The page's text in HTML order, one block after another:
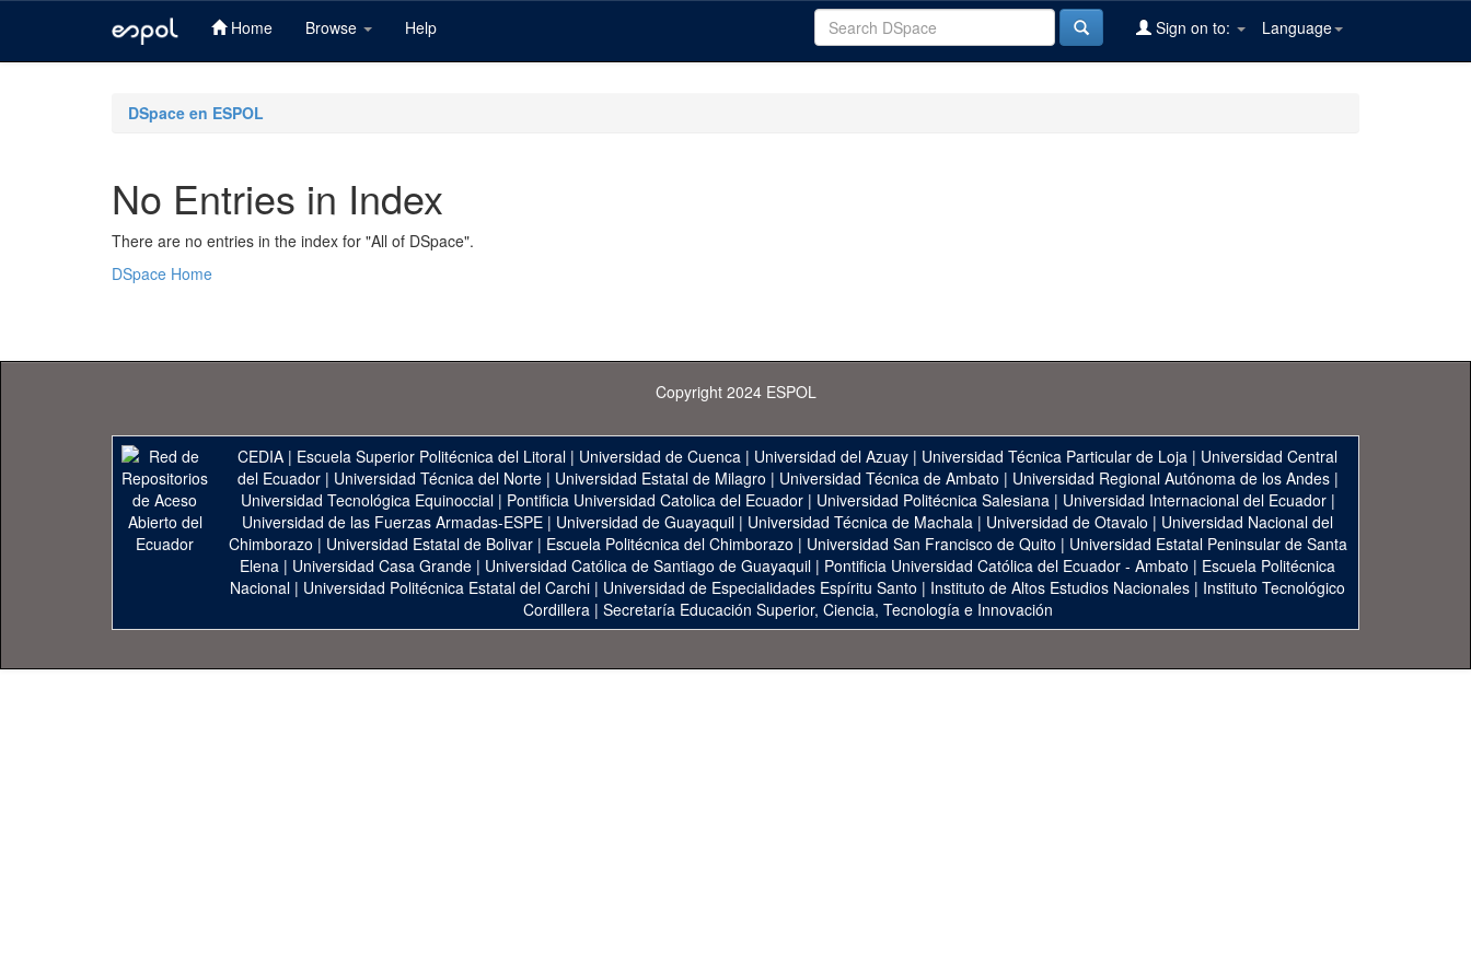
Home Browse Help Language
Sign on to:
DSpace en ESPOL
No Entries in Index
There are no entries in the index for "All of DSpace".
DSpace Home
Copyright 2024 ESPOL
CEDIA | Escuela Superior Politécnica del Litoral | Universidad de Cuenca | Universidad del Azuay | Universidad Técnica Particular de Loja | Universidad Central
del Ecuador| Universidad Técnica del Norte| Universidad Estatal de Milagro | Universidad Técnica de Ambato | Universidad Regional Autónoma de los Andes|
Universidad Tecnológica Equinoccial| Pontificia Universidad Catolica del Ecuador| Universidad Politécnica Salesiana| Universidad Internacional del Ecuador|
Universidad de las Fuerzas Armadas-ESPE | Universidad de Guayaquil | Universidad Técnica de Machala | Universidad de Otavalo | Universidad Nacional del
Chimborazo | Universidad Estatal de Bolivar| Escuela Politécnica del Chimborazo | Universidad San Francisco de Quito | Universidad Estatal Peninsular de Santa
Elena | Universidad Casa Grande | Universidad Católica de Santiago de Guayaquil | Pontificia Universidad Católica del Ecuador - Ambato | Escuela Politécnica
Nacional | Universidad Politécnica Estatal del Carchi | Universidad de Especialidades Espíritu Santo | Instituto de Altos Estudios Nacionales | Instituto Tecnológico
Cordillera| Secretaría Educación Superior, Ciencia, Tecnología e Innovación